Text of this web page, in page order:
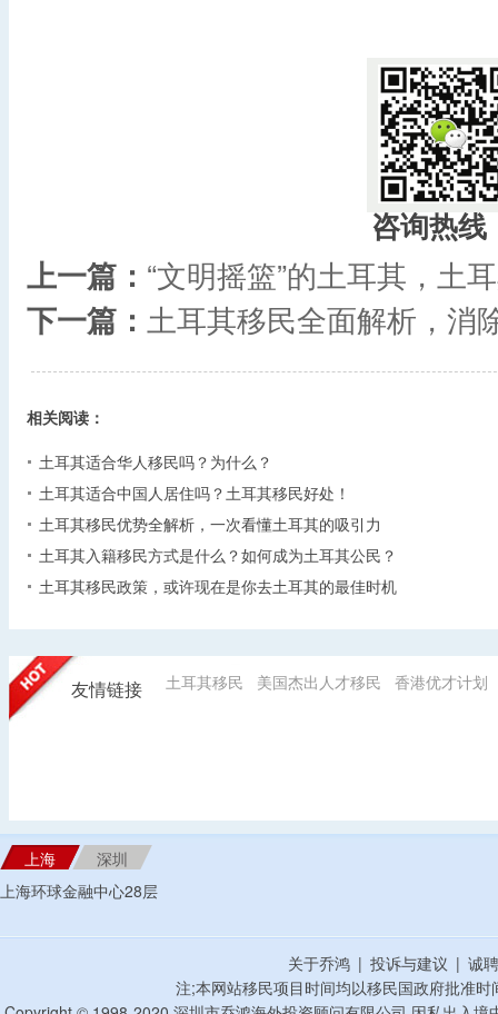
咨询热线
上一篇： “文明摇篮”的土耳其，土
下一篇： 土耳其移民全面解析，消
相关阅读：
土耳其适合华人移民吗？为什么？
土耳其适合中国人居住吗？土耳其移民好处！
土耳其移民优势全解析，一次看懂土耳其的吸引力
土耳其入籍移民方式是什么？如何成为土耳其公民？
土耳其移民政策，或许现在是你去土耳其的最佳时机
友情链接 土耳其移民 美国杰出人才移民 香港优才计划
上海
深圳
上海环球金融中心28层
关于乔鸿 | 投诉与建议 | 诚
注;本网站移民项目时间均以移民国政府批准